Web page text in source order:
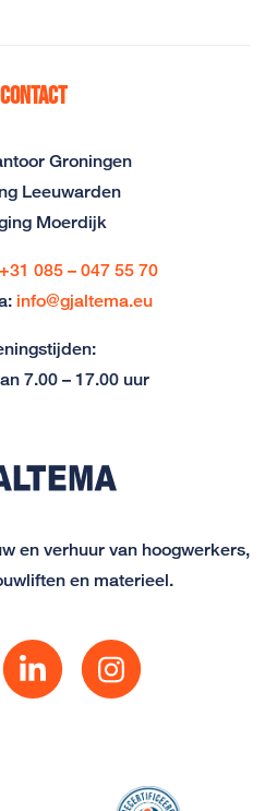
en verhuur van hoogwerkers,
en materieel.
Contact
Groningen
Leeuwarden
Moerdijk
+31 085 – 047 55 70
info@gjaltema.eu
7.00 – 17.00 uur